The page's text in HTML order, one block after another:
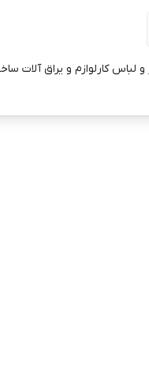
لباس کارلوازم و یراق آلات